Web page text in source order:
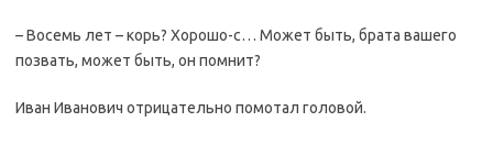
– Восемь лет – корь? Хорошо-с… Может быть, брата вашего
позвать, может быть, он помнит?
Иван Иванович отрицательно помотал головой.